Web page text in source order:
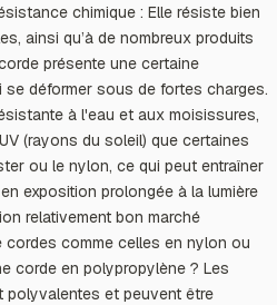
chimique : Elle résiste bien
ainsi qu’à de nombreux produits
présente une certaine
déformer sous de fortes charges.
à l'eau et aux moisissures,
(rayons du soleil) que certaines
ou le nylon, ce qui peut entraîner
exposition prolongée à la lumière
relativement bon marché
cordes comme celles en nylon ou
corde en polypropylène ? Les
et peuvent être